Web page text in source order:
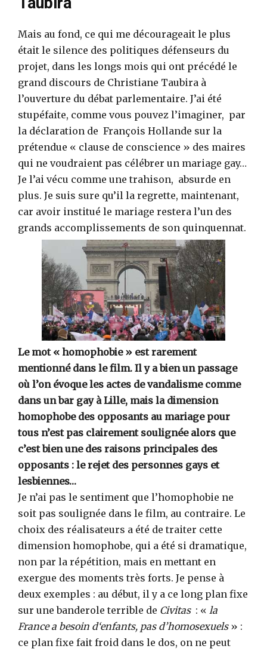
Mais au fond, ce qui me décourageait le plus
était le silence des politiques défenseurs du
projet, dans les longs mois qui ont précédé le
grand discours de Christiane Taubira à
l’ouverture du débat parlementaire. J’ai été
stupéfaite, comme vous pouvez l’imaginer, par
la déclaration de François Hollande sur la
prétendue « clause de conscience » des maires
qui ne voudraient pas célébrer un mariage gay…
Je l’ai vécu comme une trahison, absurde en
plus. Je suis sure qu’il la regrette, maintenant,
car avoir institué le mariage restera l’un des
grands accomplissements de son quinquennat.
Le mot « homophobie » est rarement
mentionné dans le film. Il y a bien un passage
où l’on évoque les actes de vandalisme comme
dans un bar gay à Lille, mais la dimension
homophobe des opposants au mariage pour
tous n’est pas clairement soulignée alors que
c’est bien une des raisons principales des
opposants : le rejet des personnes gays et
lesbiennes…
Je n’ai pas le sentiment que l’homophobie ne
soit pas soulignée dans le film, au contraire. Le
choix des réalisateurs a été de traiter cette
dimension homophobe, qui a été si dramatique,
non par la répétition, mais en mettant en
exergue des moments très forts. Je pense à
deux exemples : au début, il y a ce long plan fixe
sur une banderole terrible de Civitas: « la
France a besoin d‘enfants, pas d’homosexuels » :
ce plan fixe fait froid dans le dos, on ne peut